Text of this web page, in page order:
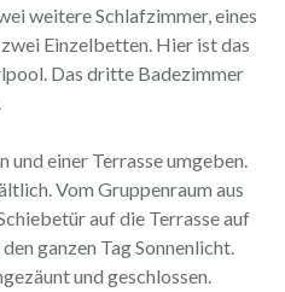
weitere Schlafzimmer, eines
Einzelbetten. Hier ist das
Das dritte Badezimmer
und einer Terrasse umgeben.
Vom Gruppenraum aus
auf die Terrasse auf
ganzen Tag Sonnenlicht.
und geschlossen.